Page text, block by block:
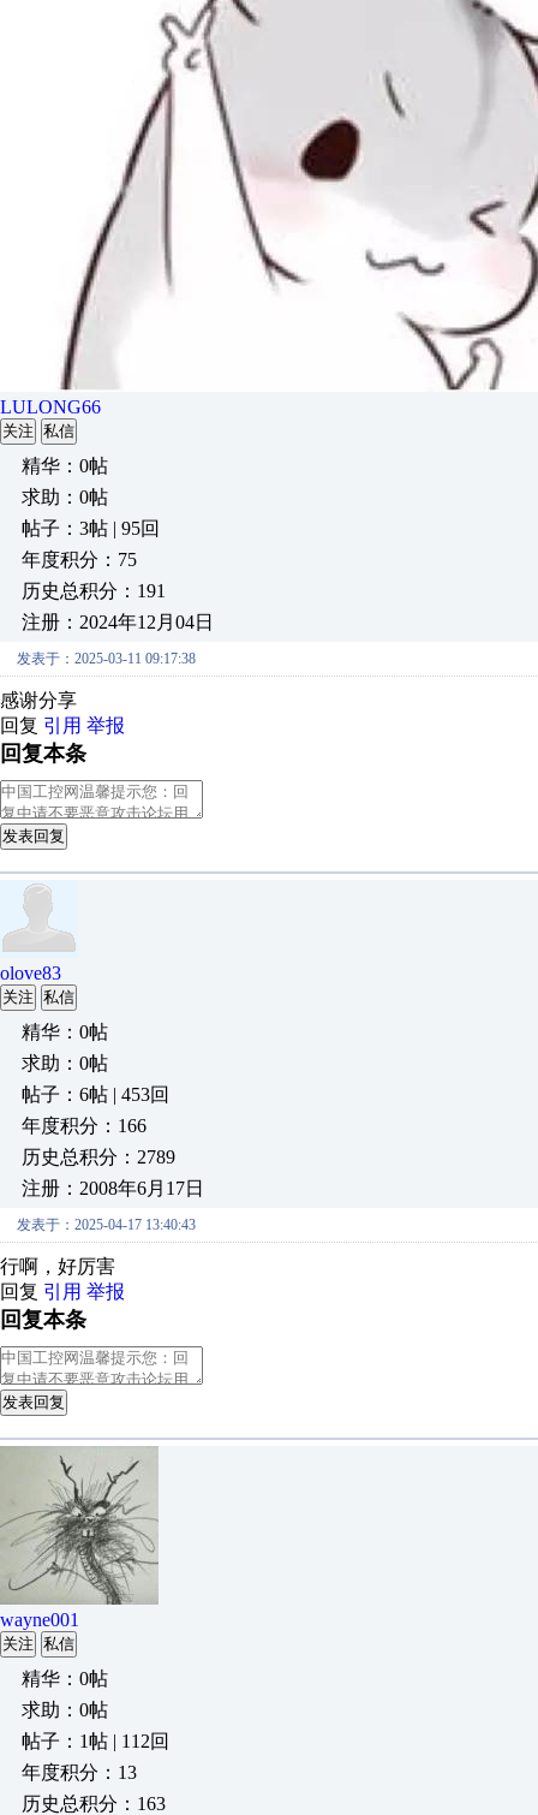
LULONG66
关注 私信
精华：0帖
求助：0帖
帖子：3帖 | 95回
年度积分：75
历史总积分：191
注册：2024年12月04日
发表于：2025-03-11 09:17:38
感谢分享
回复 引用 举报
回复本条
发表回复
olove83
关注 私信
精华：0帖
求助：0帖
帖子：6帖 | 453回
年度积分：166
历史总积分：2789
注册：2008年6月17日
发表于：2025-04-17 13:40:43
行啊，好厉害
回复 引用 举报
回复本条
发表回复
wayne001
关注 私信
精华：0帖
求助：0帖
帖子：1帖 | 112回
年度积分：13
历史总积分：163